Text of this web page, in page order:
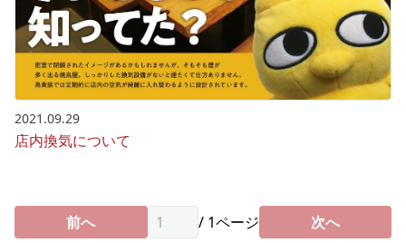
2021.09.29
店内換気について
前へ / 1ページ 次へ